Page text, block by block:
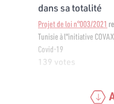
dans sa totalité
Projet de loi n°003/2021
Tunisie à l"initiative
Covid-19
139 votes